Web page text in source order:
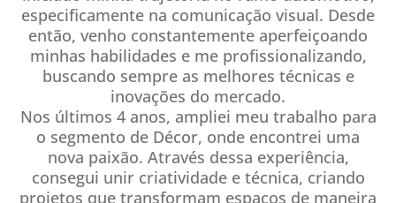
especificamente na comunicação visual. Desde
então, venho constantemente aperfeiçoando
minhas habilidades e me profissionalizando,
buscando sempre as melhores técnicas e
inovações do mercado.
Nos últimos 4 anos, ampliei meu trabalho para
o segmento de Décor, onde encontrei uma
nova paixão. Através dessa experiência,
consegui unir criatividade e técnica, criando
projetos que transformam espaços de maneira